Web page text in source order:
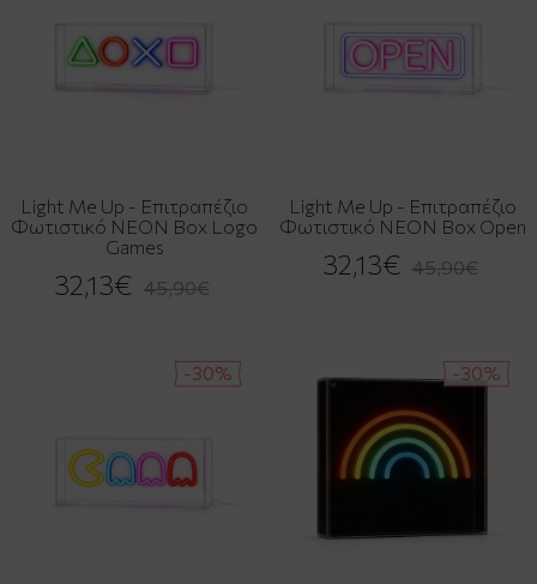
Light Me Up - Επιτραπέζιο
Φωτιστικό NEON Box Logo
Games
32,13€ 45,90€
Light Me Up - Επιτραπέζιο
Φωτιστικό NEON Box Open
32,13€ 45,90€
-30% -30%